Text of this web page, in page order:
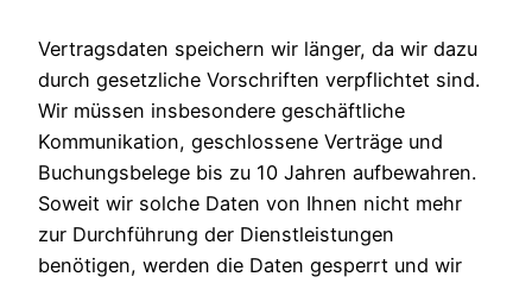
Vertragsdaten speichern wir länger, da wir dazu
durch gesetzliche Vorschriften verpflichtet sind.
Wir müssen insbesondere geschäftliche
Kommunikation, geschlossene Verträge und
Buchungsbelege bis zu 10 Jahren aufbewahren.
Soweit wir solche Daten von Ihnen nicht mehr
zur Durchführung der Dienstleistungen
benötigen, werden die Daten gesperrt und wir